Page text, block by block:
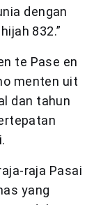
dengan
832.”
te Pase en
menten uit
dan tahun
raja Pasai
yang